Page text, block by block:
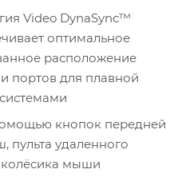
Video DynaSync™
оптимальное
расположение
портов для плавной
кнопок передней
пульта удаленного
мыши